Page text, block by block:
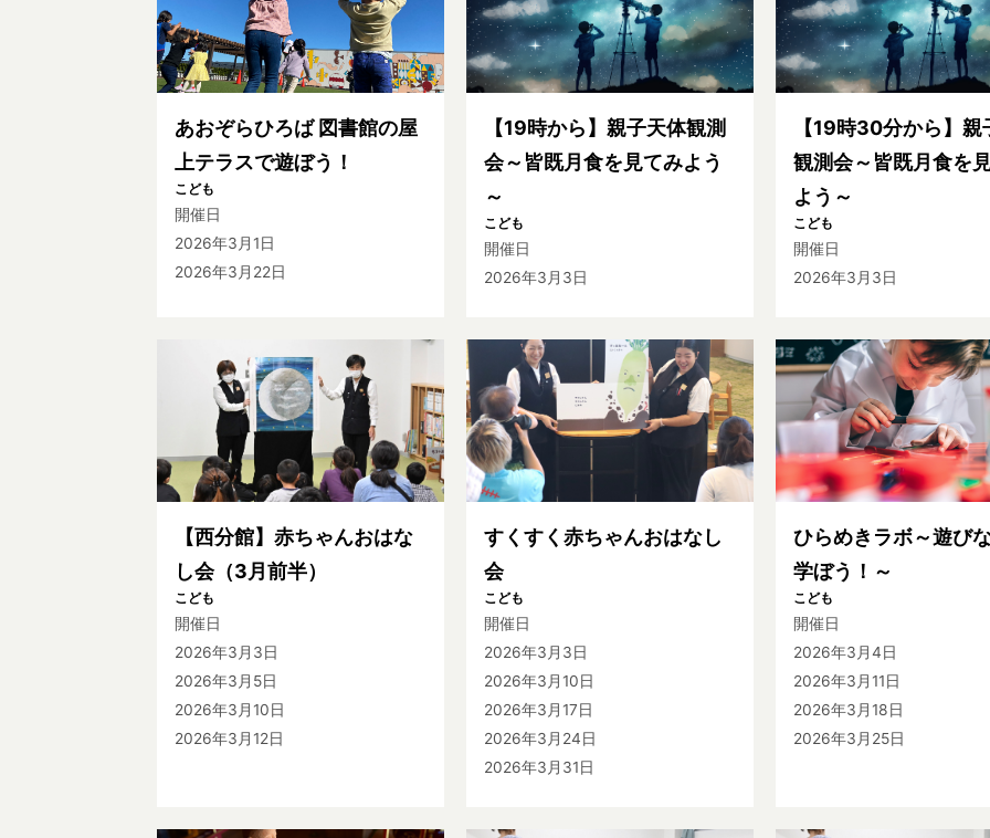
あおぞらひろば 図書館の屋
上テラスで遊ぼう！
こども
開催日
2026年3月1日
2026年3月22日
【19時から】親子天体観測
会～皆既月食を見てみよう
～
こども
開催日
2026年3月3日
【19時30分から】親
観測会～皆既月食を
よう～
こども
開催日
2026年3月3日
【西分館】赤ちゃんおはな
し会（3月前半）
こども
開催日
2026年3月3日
2026年3月5日
2026年3月10日
2026年3月12日
すくすく赤ちゃんおはなし
会
こども
開催日
2026年3月3日
2026年3月10日
2026年3月17日
2026年3月24日
2026年3月31日
ひらめきラボ～遊び
学ぼう！～
こども
開催日
2026年3月4日
2026年3月11日
2026年3月18日
2026年3月25日